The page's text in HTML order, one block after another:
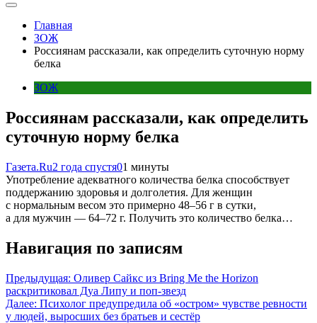
Главная
ЗОЖ
Россиянам рассказали, как определить суточную норму
белка
ЗОЖ
Россиянам рассказали, как определить
суточную норму белка
Газета.Ru2 года спустя01 минуты
Употребление адекватного количества белка способствует
поддержанию здоровья и долголетия. Для женщин
с нормальным весом это примерно 48–56 г в сутки,
а для мужчин — 64–72 г. Получить это количество белка…
Навигация по записям
Предыдущая: Оливер Сайкс из Bring Me the Horizon
раскритиковал Дуа Липу и поп-звезд
Далее: Психолог предупредила об «остром» чувстве ревности
у людей, выросших без братьев и сестёр